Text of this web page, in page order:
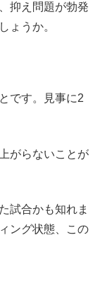
抑え問題が勃発
ょうか。
です。見事に2
がらないことが
試合かも知れま
ング状態、この